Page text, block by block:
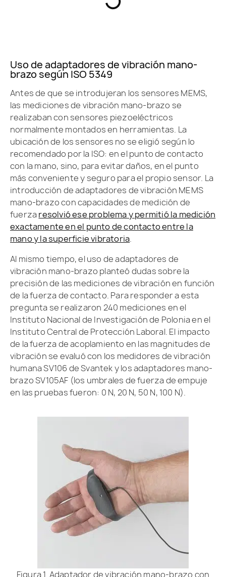
Uso de adaptadores de vibración mano-
brazo según ISO 5349
Antes de que se introdujeran los sensores MEMS,
las mediciones de vibración mano-brazo se
realizaban con sensores piezoeléctricos
normalmente montados en herramientas. La
ubicación de los sensores no se eligió según lo
recomendado por la ISO: en el punto de contacto
con la mano, sino, para evitar daños, en el punto
más conveniente y seguro para el propio sensor. La
introducción de adaptadores de vibración MEMS
mano-brazo con capacidades de medición de
fuerzaresolvió ese problema y permitió la medición
exactamente en el punto de contacto entre la
mano y la superficie vibratoria.
Al mismo tiempo, el uso de adaptadores de
vibración mano-brazo planteó dudas sobre la
precisión de las mediciones de vibración en función
de la fuerza de contacto. Para responder a esta
pregunta se realizaron 240 mediciones en el
Instituto Nacional de Investigación de Polonia en el
Instituto Central de Protección Laboral. El impacto
de la fuerza de acoplamiento en las magnitudes de
vibración se evaluó con los medidores de vibración
humana SV106 de Svantek y los adaptadores mano-
brazo SV105AF (los umbrales de fuerza de empuje
en las pruebas fueron: 0 N, 20 N, 50 N, 100 N).
Figura 1. Adaptador de vibración mano-brazo con